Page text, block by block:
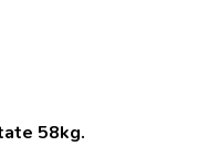
58kg.